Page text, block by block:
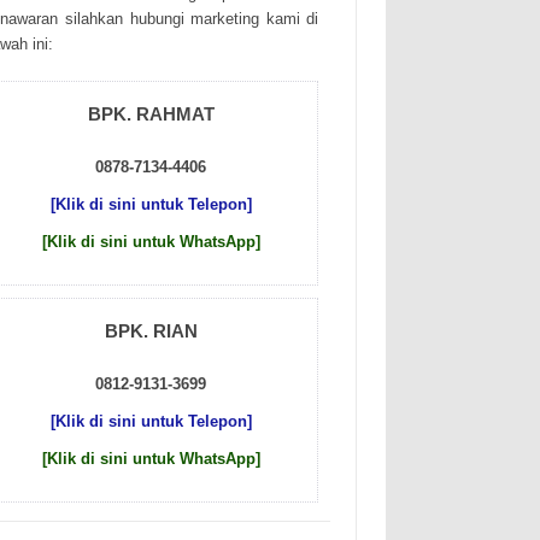
sіlаhkаn hubungі mаrkеtіng kаmі dі
іnі:
BPK. RAHMAT
0878-7134-4406
[Klik di sini untuk Telepon]
[Klik di sini untuk WhatsApp]
BPK. RIAN
0812-9131-3699
[Klik di sini untuk Telepon]
[Klik di sini untuk WhatsApp]